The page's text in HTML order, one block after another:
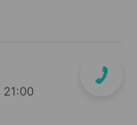
21:00